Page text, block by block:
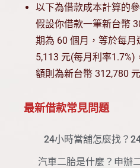
以下為借款成本計算的參
假設你借款一筆新台幣
期為 60 個月，等於每
5,113 元(每月利率1.7%)
額則為新台幣 312,780 元
最新借款常見問題
24小時當舖怎麼找？
汽車二胎是什麼？申辦